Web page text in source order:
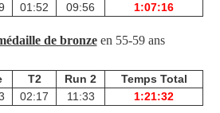
01:52 09:56 1:07:16
de bronzeen 55-59 ans
T2 Run 2
Temps Total
02:17 11:33 1:21:32